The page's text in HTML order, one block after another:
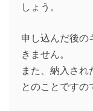
しょう。
申し込んだ後の
きません。
また、納入さ
とのことですの